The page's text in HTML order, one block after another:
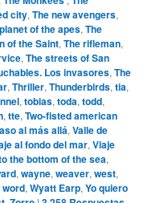
city,The new avengers,
of the apes,The
of the Saint,The rifleman,
,The streets of San
Los invasores,The
,Thriller,Thunderbirds,tia,
,tobias,toda,todd,
,tte,Two-fisted american
al más allá,Valle de
al fondo del mar,Viaje
the bottom of the sea,
,wayne,weaver,west,
word,Wyatt Earp,Yo quiero